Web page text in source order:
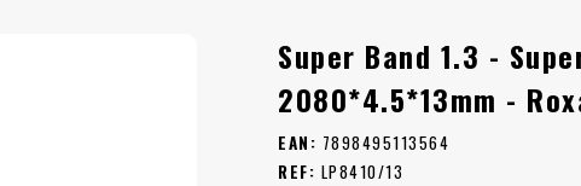
Super Band 1.3 -
2080*4.5*13mm -
EAN: 7898495113564
REF: LP8410/13